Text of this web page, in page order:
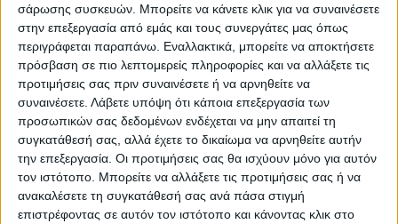
σάρωσης συσκευών. Μπορείτε να κάνετε κλικ για να συναινέσετε
στην επεξεργασία από εμάς και τους συνεργάτες μας όπως
περιγράφεται παραπάνω. Εναλλακτικά, μπορείτε να αποκτήσετε
πρόσβαση σε πιο λεπτομερείς πληροφορίες και να αλλάξετε τις
προτιμήσεις σας πριν συναινέσετε ή να αρνηθείτε να
συναινέσετε. Λάβετε υπόψη ότι κάποια επεξεργασία των
προσωπικών σας δεδομένων ενδέχεται να μην απαιτεί τη
συγκατάθεσή σας, αλλά έχετε το δικαίωμα να αρνηθείτε αυτήν
την επεξεργασία. Οι προτιμήσεις σας θα ισχύουν μόνο για αυτόν
τον ιστότοπο. Μπορείτε να αλλάξετε τις προτιμήσεις σας ή να
ανακαλέσετε τη συγκατάθεσή σας ανά πάσα στιγμή
επιστρέφοντας σε αυτόν τον ιστότοπο και κάνοντας κλικ στο
Δ.Γ.
Τελευταίες Ειδήσεις Σήμερα
Ακολούθησε την εφημερίδα ΝΕΟΣ
ΑΓΩΝ στο Google News!
Όλες οι εξελίξεις στην περιοχή της
Καρδίτσας και ευρύτερα της Θεσσαλίας